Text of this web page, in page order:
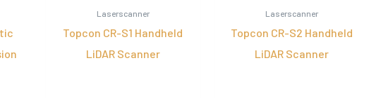
Laserscanner
Topcon CR-S1 Handheld
LiDAR Scanner
Laserscanner
Topcon CR-S2 Handheld
LiDAR Scanner